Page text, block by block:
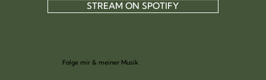
STREAM ON SPOTIFY
Folge mir & meiner Musik